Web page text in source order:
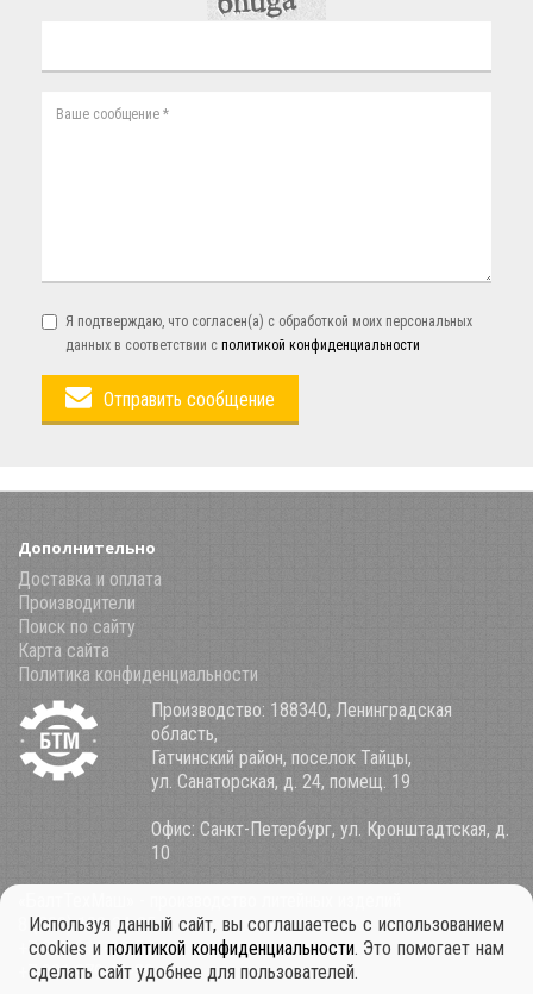
Я подтверждаю, что согласен(а) с обработкой моих персональных
данных в соответствии с политикой конфиденциальности
Отправить сообщение
Дополнительно
Доставка и оплата
Производители
Поиск по сайту
Карта сайта
Политика конфиденциальности
Производство: 188340, Ленинградская
область,
Гатчинский район, поселок Тайцы,
ул. Санаторская, д. 24, помещ. 19
Офис: Санкт-Петербург, ул. Кронштадтская, д.
10
8 (800) 100-34-85
+7 921 911-39-53
+7 931 979-11-30
Используя данный сайт, вы соглашаетесь с использованием
cookies и политикой конфиденциальности. Это помогает нам
сделать сайт удобнее для пользователей.